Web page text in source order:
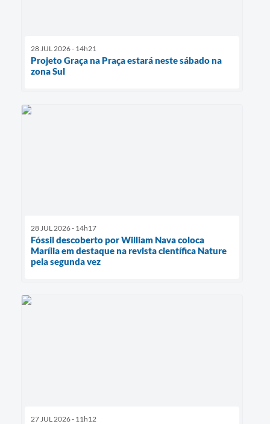
28 JUL 2026 - 14h21
Projeto Graça na Praça estará neste sábado na
zona Sul
28 JUL 2026 - 14h17
Fóssil descoberto por William Nava coloca
Marília em destaque na revista científica Nature
pela segunda vez
27 JUL 2026 - 11h12